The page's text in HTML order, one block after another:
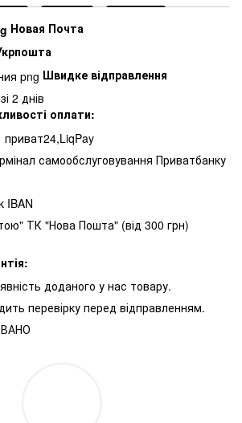
Новая Почта
Швидке відправлення
2 днів
оплати:
приват24,LiqPay
самообслуговування Приватбанку
IBAN
ТК "Нова Пошта" (від 300 грн)
доданого у нас товару.
перевірку перед відправленням.